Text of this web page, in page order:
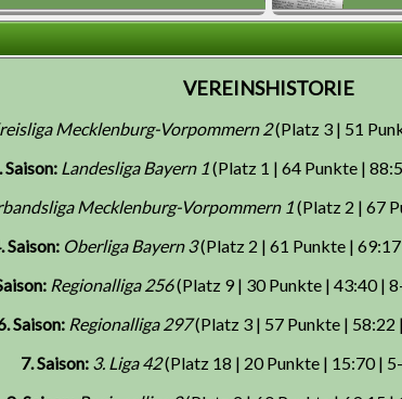
VEREINSHISTORIE
Mecklenburg-Vorpommern 2(Platz 3 | 51
Saison: Landesliga Bayern 1(Platz 1 | 64 Punkte |
Mecklenburg-Vorpommern 1(Platz 2 | 67
Saison: Oberliga Bayern 3(Platz 2 | 61 Punkte |
Regionalliga 256(Platz 9 | 30 Punkte | 43:40 |
Saison: Regionalliga 297(Platz 3 | 57 Punkte | 58:22
7. Saison: 3. Liga 42(Platz 18 | 20 Punkte | 15:70 |